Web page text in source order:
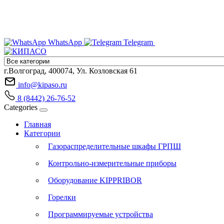
WhatsApp Telegram
г.Волгоград, 400074, Ул. Козловская 61
info@kipaso.ru
8 (8442) 26-76-52
Categories
Главная
Категории
Газораспределительные шкафы ГРПШ
Контрольно-измерительные приборы
Оборудование KIPPRIBOR
Горелки
Программируемые устройства